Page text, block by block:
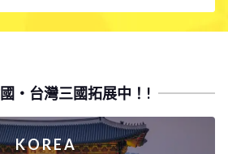
・台灣三國拓展中！!
KOREA